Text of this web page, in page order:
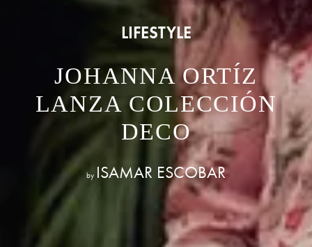
LIFESTYLE
JOHANNA ORTÍZ
LANZA COLECCIÓN
DECO
by ISAMAR ESCOBAR